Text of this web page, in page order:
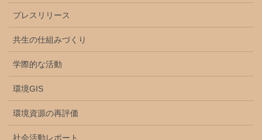
プレスリリース
共生の仕組みづくり
学際的な活動
環境GIS
環境資源の再評価
社会活動レポート